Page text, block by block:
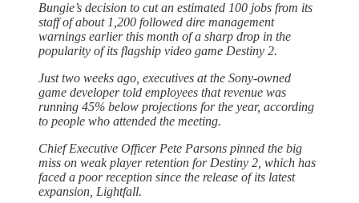
Bungie’s decision to cut an estimated 100 jobs from its
staff of about 1,200 followed dire management
warnings earlier this month of a sharp drop in the
popularity of its flagship video game Destiny 2.
Just two weeks ago, executives at the Sony-owned
game developer told employees that revenue was
running 45% below projections for the year, according
to people who attended the meeting.
Chief Executive Officer Pete Parsons pinned the big
miss on weak player retention for Destiny 2, which has
faced a poor reception since the release of its latest
expansion, Lightfall.